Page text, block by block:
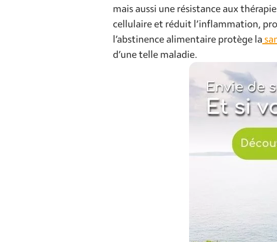
mais aussi une résistance aux
cellulaire et réduit l’inflammation,
l’abstinence alimentaire protège la
d’une telle maladie.